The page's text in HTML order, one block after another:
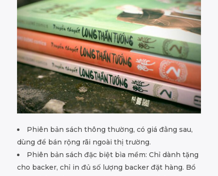
Phiên bản sách thông thường, có giá đằng sau,
dùng để bán rộng rãi ngoài thị trường.
Phiên bản sách đặc biệt bìa mềm: Chỉ dành tặng
cho backer, chỉ in đủ số lượng backer đặt hàng. Bổ